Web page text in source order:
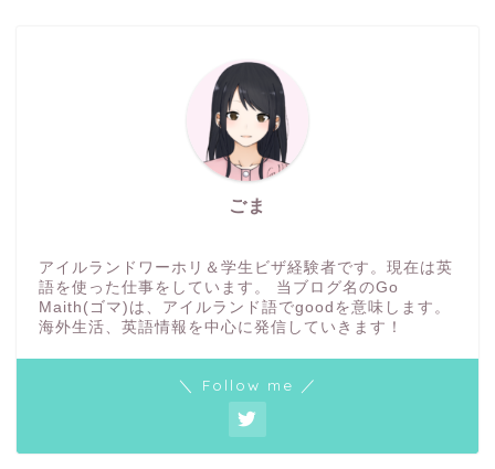
ごま
アイルランドワーホリ＆学生ビザ経験者です。現在は英
語を使った仕事をしています。 当ブログ名のGo
Maith(ゴマ)は、アイルランド語でgoodを意味します。
海外生活、英語情報を中心に発信していきます！
＼ Follow me ／